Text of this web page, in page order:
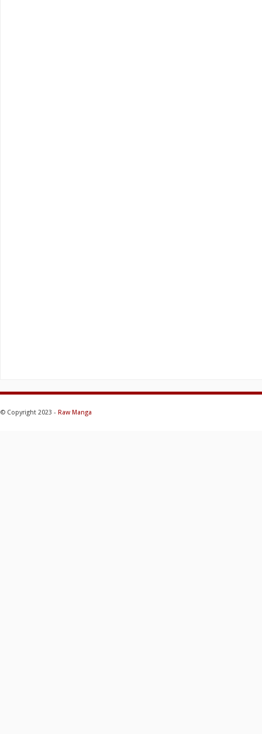
© Copyright 2023 - Raw Manga